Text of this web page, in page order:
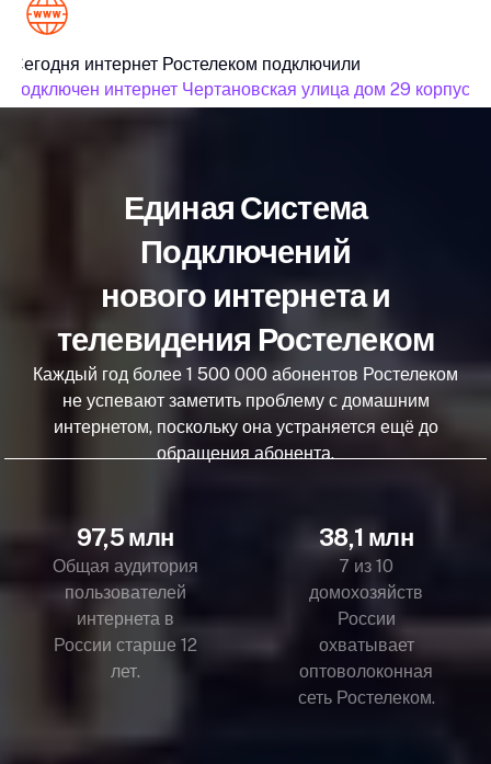
Сегодня интернет Ростелеком подключили
подключен интернет Чертановская улица дом 29 корпус 1
Единая Система
Подключений
нового интернета и
телевидения Ростелеком
Каждый год более 1 500 000 абонентов Ростелеком
не успевают заметить проблему с домашним
интернетом, поскольку она устраняется ещё до
обращения абонента.
97,5 млн
Общая аудитория
пользователей
интернета в
России старше 12
лет.
38,1 млн
7 из 10
домохозяйств
России
охватывает
оптоволоконная
сеть Ростелеком.